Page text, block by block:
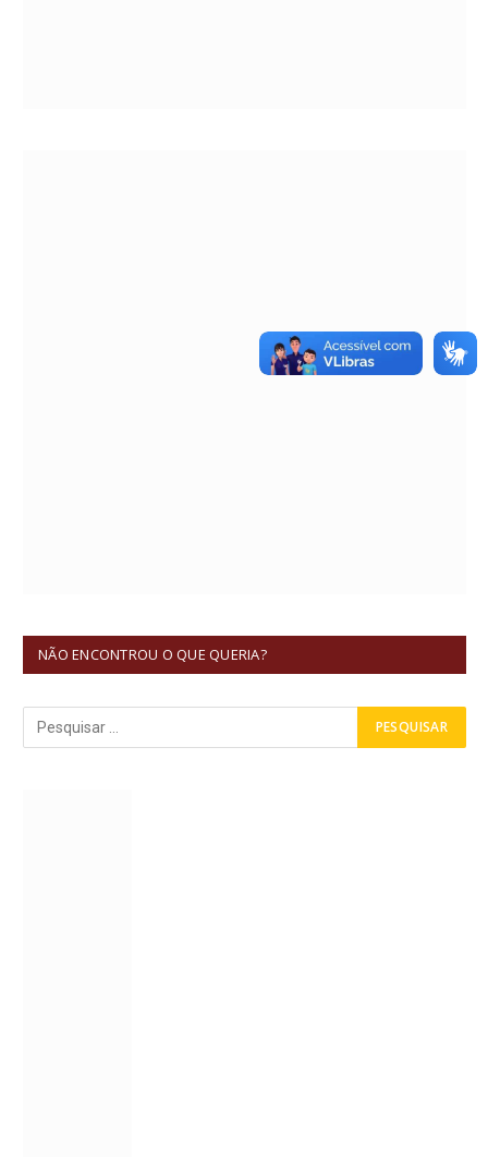
NÃO ENCONTROU O QUE QUERIA?